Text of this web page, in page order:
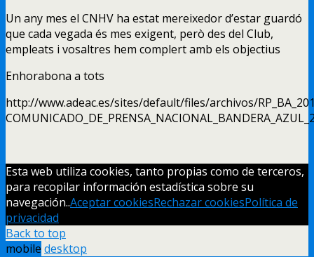
Un any mes el CNHV ha estat mereixedor d’estar guardó
que cada vegada és mes exigent, però des del Club,
empleats i vosaltres hem complert amb els objectius
Enhorabona a tots
http://www.adeac.es/sites/default/files/archivos/
Esta web utiliza cookies, tanto propias como de terceros,
para recopilar información estadística sobre su
navegación..Aceptar cookiesRechazar cookiesPolítica de
privacidad
Back to top
mobile desktop